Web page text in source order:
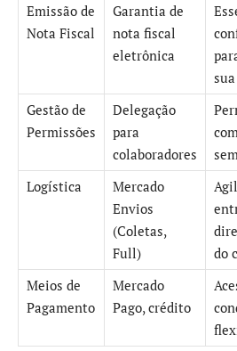
Emissão de
Nota Fiscal
Garantia de
nota fiscal
eletrônica
Gestão de
Permissões
Delegação
para
colaboradores
Logística
Mercado
Envios
(Coletas,
Full)
do
Meios de
Pagamento
Mercado
Pago, crédito